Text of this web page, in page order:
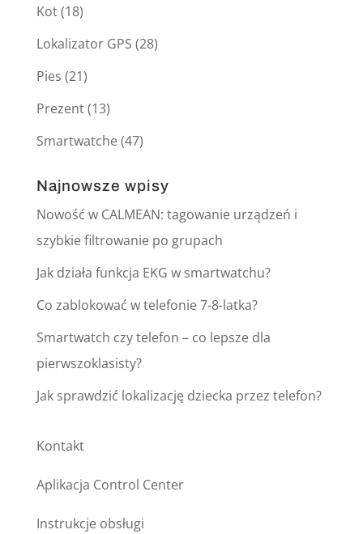
Kot(18)
Lokalizator GPS (28)
Pies (21)
Prezent(13)
Smartwatche(47)
Najnowsze wpisy
Nowość w CALMEAN: tagowanie urządzeń i
szybkie filtrowanie po grupach
Jak działa funkcja EKG w smartwatchu?
Co zablokować w telefonie 7-8-latka?
Smartwatch czy telefon – co lepsze dla
pierwszoklasisty?
Jak sprawdzić lokalizację dziecka przez telefon?
Kontakt
Aplikacja Control Center
Instrukcje obsługi